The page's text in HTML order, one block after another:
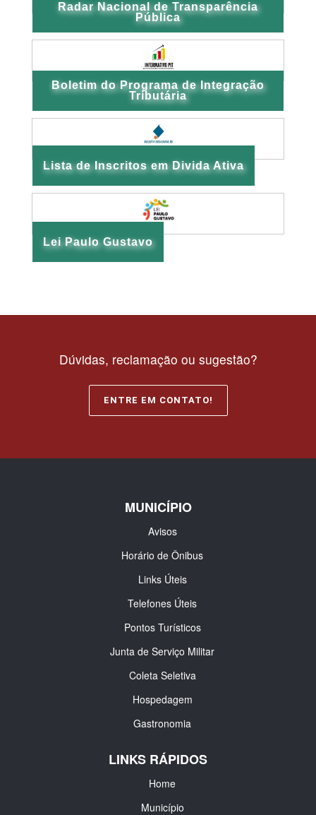
Radar Nacional de Transparência
Pública
Boletim do Programa de Integração
Tributária
Lista de Inscritos em Divida Ativa
Lei Paulo Gustavo
Dúvidas, reclamação ou sugestão?
ENTRE EM CONTATO!
MUNICÍPIO
Avisos
Horário de Ônibus
Links Úteis
Telefones Úteis
Pontos Turísticos
Junta de Serviço Militar
Coleta Seletiva
Hospedagem
Gastronomia
LINKS RÁPIDOS
Home
Município